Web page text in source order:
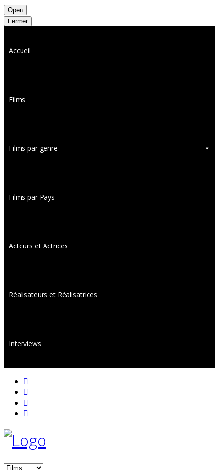
Open
Fermer
Accueil
Films
Films par genre
Films par Pays
Acteurs et Actrices
Réalisateurs et Réalisatrices
Interviews